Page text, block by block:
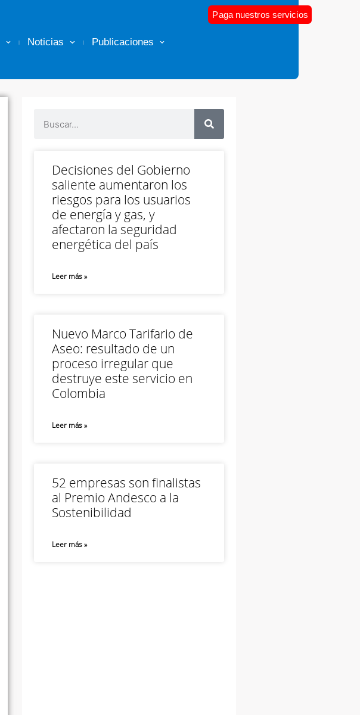
Noticias Publicaciones
Paga nuestros servicios
Decisiones del Gobierno
saliente aumentaron los
riesgos para los usuarios
de energía y gas, y
afectaron la seguridad
energética del país
Leer más »
Nuevo Marco Tarifario de
Aseo: resultado de un
proceso irregular que
destruye este servicio en
Colombia
Leer más »
52 empresas son finalistas
al Premio Andesco a la
Sostenibilidad
Leer más »